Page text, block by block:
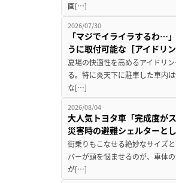
画[…]
2026/07/30
「マジでイライラするわ…
うに取付可能な［アイドリ
夏場の快適性を高めるアイドリ
る。特に炎天下に駐車した車内
な[…]
2026/08/04
大人気トヨタ車「完成度が
災害時の避難シェルターと
街乗りもこなせる絶妙なサイズ
バーが頭を悩ませるのが、車体
が[…]